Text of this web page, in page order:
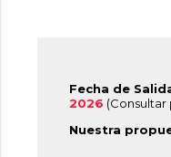
Fecha de
2026 (Consultar
Nuestra